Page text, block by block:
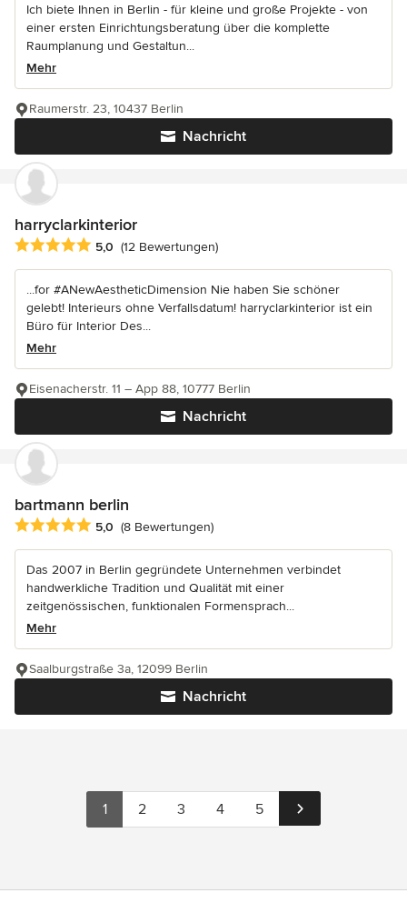
Ich biete Ihnen in Berlin - für kleine und große Projekte - von
einer ersten Einrichtungsberatung über die komplette
Raumplanung und Gestaltun...
Mehr
Nachricht
Raumerstr. 23, 10437 Berlin
harryclarkinterior
Durchschnittliche Bewertung: 5 von 5 Sternen
5,0 (12 Bewertungen)
...for #ANewAestheticDimension Nie haben Sie schöner
gelebt! Interieurs ohne Verfallsdatum! harryclarkinterior ist ein
Büro für Interior Des...
Mehr
Nachricht
Eisenacherstr. 11 – App 88, 10777 Berlin
bartmann berlin
Durchschnittliche Bewertung: 5 von 5 Sternen
5,0 (8 Bewertungen)
Das 2007 in Berlin gegründete Unternehmen verbindet
handwerkliche Tradition und Qualität mit einer
zeitgenössischen, funktionalen Formensprach...
Mehr
Nachricht
Saalburgstraße 3a, 12099 Berlin
1 2 3 4 5